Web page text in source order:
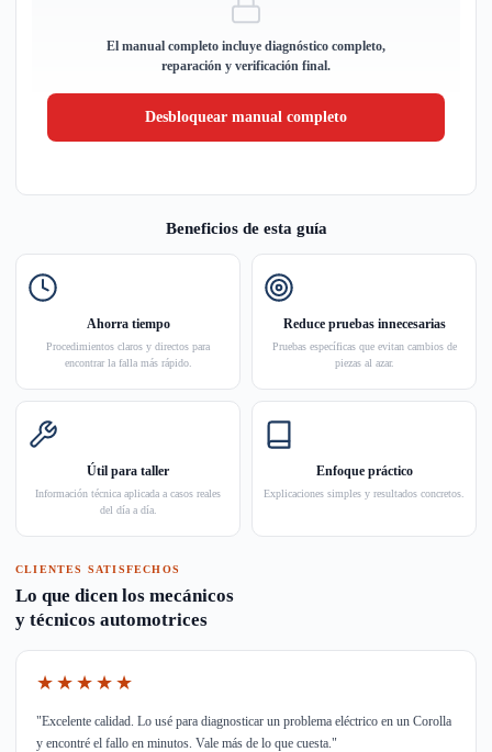
El manual completo incluye diagnóstico completo,
reparación y verificación final.
Desbloquear manual completo
Beneficios de esta guía
Ahorra tiempo
Procedimientos claros y directos para
encontrar la falla más rápido.
Reduce pruebas innecesarias
Pruebas específicas que evitan cambios de
piezas al azar.
Útil para taller
Información técnica aplicada a casos reales
del día a día.
Enfoque práctico
Explicaciones simples y resultados concretos.
CLIENTES SATISFECHOS
Lo que dicen los mecánicos
y técnicos automotrices
★★★★★
"Excelente calidad. Lo usé para diagnosticar un problema eléctrico en un Corolla
y encontré el fallo en minutos. Vale más de lo que cuesta."